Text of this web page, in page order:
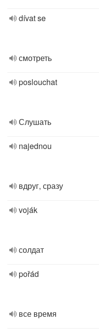
dívat se
смотреть
poslouchat
Слушать
najednou
вдруг, сразу
voják
солдат
pořád
все время